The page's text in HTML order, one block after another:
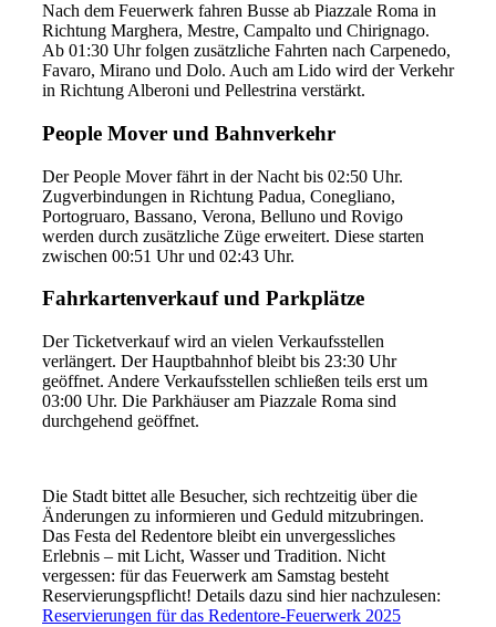
Nach dem Feuerwerk fahren Busse ab Piazzale Roma in
Richtung Marghera, Mestre, Campalto und Chirignago.
Ab 01:30 Uhr folgen zusätzliche Fahrten nach Carpenedo,
Favaro, Mirano und Dolo. Auch am Lido wird der Verkehr
in Richtung Alberoni und Pellestrina verstärkt.
People Mover und Bahnverkehr
Der People Mover fährt in der Nacht bis 02:50 Uhr.
Zugverbindungen in Richtung Padua, Conegliano,
Portogruaro, Bassano, Verona, Belluno und Rovigo
werden durch zusätzliche Züge erweitert. Diese starten
zwischen 00:51 Uhr und 02:43 Uhr.
Fahrkartenverkauf und Parkplätze
Der Ticketverkauf wird an vielen Verkaufsstellen
verlängert. Der Hauptbahnhof bleibt bis 23:30 Uhr
geöffnet. Andere Verkaufsstellen schließen teils erst um
03:00 Uhr. Die Parkhäuser am Piazzale Roma sind
durchgehend geöffnet.
Die Stadt bittet alle Besucher, sich rechtzeitig über die
Änderungen zu informieren und Geduld mitzubringen.
Das Festa del Redentore bleibt ein unvergessliches
Erlebnis – mit Licht, Wasser und Tradition. Nicht
vergessen: für das Feuerwerk am Samstag besteht
Reservierungspflicht! Details dazu sind hier nachzulesen:
Reservierungen für das Redentore-Feuerwerk 2025